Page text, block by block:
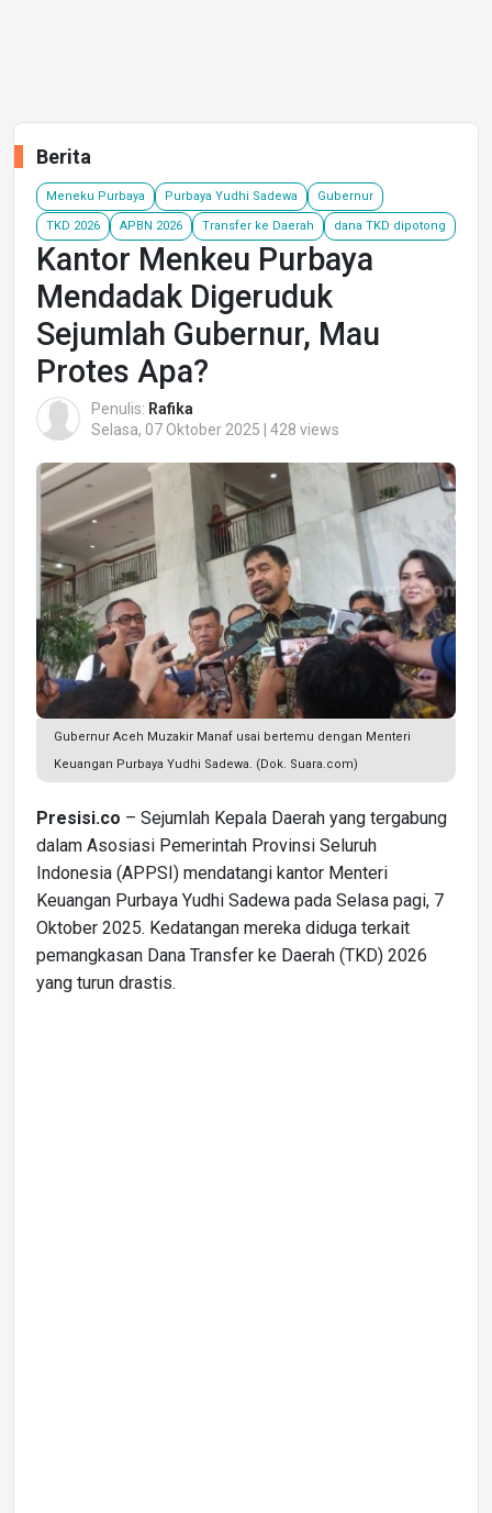
Berita
Meneku Purbaya Purbaya Yudhi Sadewa Gubernur
TKD 2026 APBN 2026 Transfer ke Daerah dana TKD dipotong
Kantor Menkeu Purbaya
Mendadak Digeruduk
Sejumlah Gubernur, Mau
Protes Apa?
Penulis: Rafika
Selasa, 07 Oktober 2025 | 428 views
Gubernur Aceh Muzakir Manaf usai bertemu dengan Menteri
Keuangan Purbaya Yudhi Sadewa. (Dok. Suara.com)
Presisi.co – Sejumlah Kepala Daerah yang tergabung
dalam Asosiasi Pemerintah Provinsi Seluruh
Indonesia (APPSI) mendatangi kantor Menteri
Keuangan Purbaya Yudhi Sadewa pada Selasa pagi, 7
Oktober 2025. Kedatangan mereka diduga terkait
pemangkasan Dana Transfer ke Daerah (TKD) 2026
yang turun drastis.